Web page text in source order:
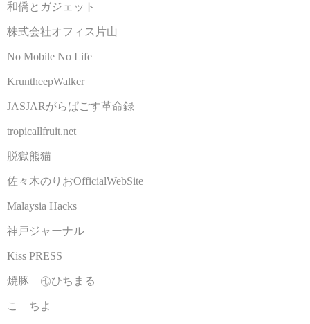
和僑とガジェット
株式会社オフィス片山
No Mobile No Life
KruntheepWalker
JASJARがらぱごす革命録
tropicallfruit.net
脱獄熊猫
佐々木のりおOfficialWebSite
Malaysia Hacks
神戸ジャーナル
Kiss PRESS
焼豚 ㊆ひちまる
こゝちよ